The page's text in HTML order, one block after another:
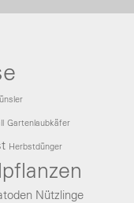
Gartenlaubkäfer
Herbstdünger
Nützlinge